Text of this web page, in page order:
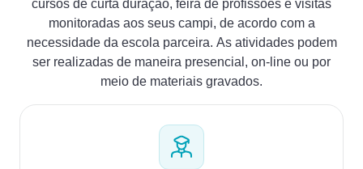
cursos de curta duração, feira de profissões e visitas
monitoradas aos seus campi, de acordo com a
necessidade da escola parceira. As atividades podem
ser realizadas de maneira presencial, on-line ou por
meio de materiais gravados.